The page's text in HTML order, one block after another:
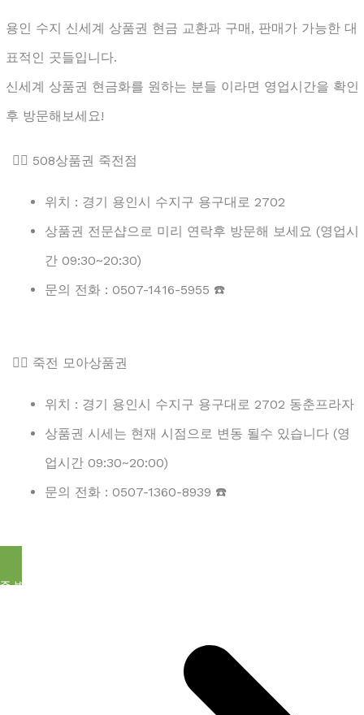
용인 수지 신세계 상품권 현금 교환과 구매, 판매가 가능한 대
표적인 곳들입니다.
신세계 상품권 현금화를 원하는 분들 이라면 영업시간을 확인
후 방문해보세요!
👉🏻 508상품권 죽전점
위치 : 경기 용인시 수지구 용구대로 2702
상품권 전문샵으로 미리 연락후 방문해 보세요 (영업시
간 09:30~20:30)
문의 전화 : 0507-1416-5955 ☎️
👉🏻 죽전 모아상품권
위치 : 경기 용인시 수지구 용구대로 2702 동춘프라자
상품권 시세는 현재 시점으로 변동 될수 있습니다 (영
업시간 09:30~20:00)
문의 전화 : 0507-1360-8939 ☎️
변 상품권 교환 더 확인하기